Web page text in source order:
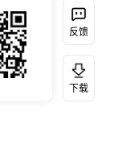
反馈
下载